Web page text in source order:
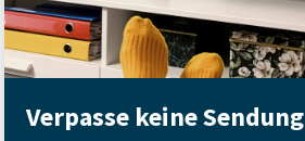
Verpasse keine Sendung